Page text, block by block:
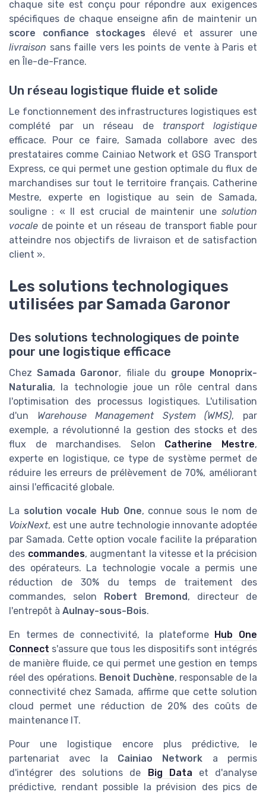
chaque site est conçu pour répondre aux exigences
spécifiques de chaque enseigne afin de maintenir un
score confiance stockages élevé et assurer une
livraison sans faille vers les points de vente à Paris et
en Île-de-France.
Un réseau logistique fluide et solide
Le fonctionnement des infrastructures logistiques est
complété par un réseau de transport logistique
efficace. Pour ce faire, Samada collabore avec des
prestataires comme Cainiao Network et GSG Transport
Express, ce qui permet une gestion optimale du flux de
marchandises sur tout le territoire français. Catherine
Mestre, experte en logistique au sein de Samada,
souligne : « Il est crucial de maintenir une solution
vocale de pointe et un réseau de transport fiable pour
atteindre nos objectifs de livraison et de satisfaction
client ».
Les solutions technologiques
utilisées par Samada Garonor
Des solutions technologiques de pointe
pour une logistique efficace
ChezSamada Garonor, filiale du groupe Monoprix-
Naturalia, la technologie joue un rôle central dans
l'optimisation des processus logistiques. L'utilisation
d'un Warehouse Management System (WMS), par
exemple, a révolutionné la gestion des stocks et des
flux de marchandises. Selon Catherine Mestre,
experte en logistique, ce type de système permet de
réduire les erreurs de prélèvement de 70%, améliorant
ainsi l'efficacité globale.
La solution vocale Hub One, connue sous le nom de
VoixNext, est une autre technologie innovante adoptée
par Samada. Cette option vocale facilite la préparation
des commandes, augmentant la vitesse et la précision
des opérateurs. La technologie vocale a permis une
réduction de 30% du temps de traitement des
commandes, selon
Robert Bremond , directeur de
l'entrepôt à Aulnay-sous-Bois.
En termes de connectivité, la plateforme
Hub One
Connect s'assure que tous les dispositifs sont intégrés
de manière fluide, ce qui permet une gestion en temps
réel des opérations. Benoit Duchène, responsable de la
connectivité chez Samada, affirme que cette solution
cloud permet une réduction de 20% des coûts de
maintenance IT.
Pour une logistique encore plus prédictive, le
partenariat avec la Cainiao Network a permis
d'intégrer des solutions de
Big Data et d'analyse
prédictive, rendant possible la prévision des pics de